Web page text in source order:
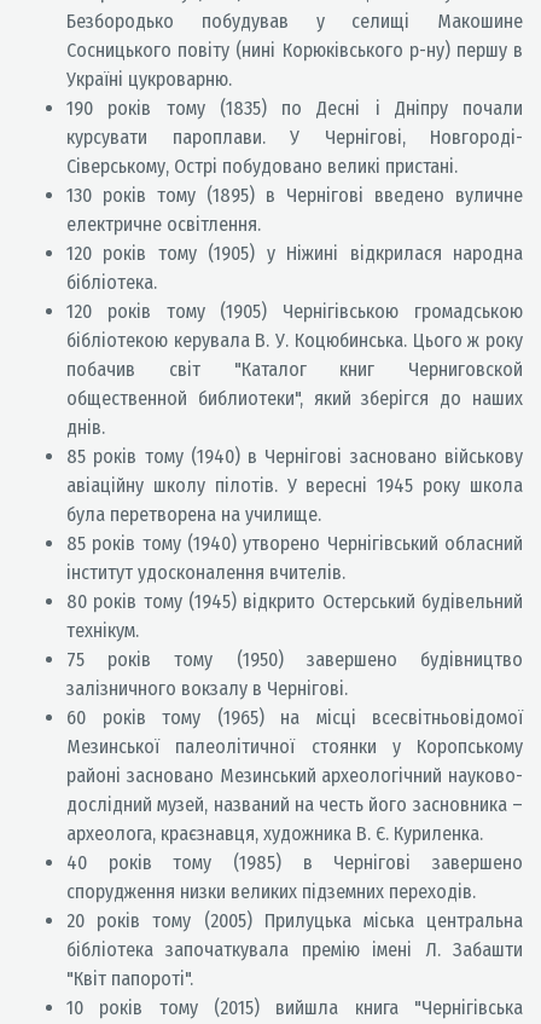
Безбородько побудував у селищі Макошине
Сосницького повіту (нині Корюківського р-ну) першу в
Україні цукроварню.
190 років тому (1835) по Десні і Дніпру почали
курсувати пароплави. У Чернігові, Новгороді-
Сіверському, Острі побудовано великі пристані.
130 років тому (1895) в Чернігові введено вуличне
електричне освітлення.
120 років тому (1905) у Ніжині відкрилася народна
бібліотека.
120 років тому (1905) Чернігівською громадською
бібліотекою керувала В. У. Коцюбинська. Цього ж року
побачив світ "Каталог книг Черниговской
общественной библиотеки", який зберігся до наших
днів.
85 років тому (1940) в Чернігові засновано військову
авіаційну школу пілотів. У вересні 1945 року школа
була перетворена на училище.
85 років тому (1940) утворено Чернігівський обласний
інститут удосконалення вчителів.
80 років тому (1945) відкрито Остерський будівельний
технікум.
75 років тому (1950) завершено будівництво
залізничного вокзалу в Чернігові.
60 років тому (1965) на місці всесвітньовідомої
Мезинської палеолітичної стоянки у Коропському
районі засновано Мезинський археологічний науково-
дослідний музей, названий на честь його засновника –
археолога, краєзнавця, художника В. Є. Куриленка.
40 років тому (1985) в Чернігові завершено
спорудження низки великих підземних переходів.
20 років тому (2005) Прилуцька міська центральна
бібліотека започаткувала премію імені Л. Забашти
"Квіт папороті".
10 років тому (2015) вийшла книга "Чернігівська